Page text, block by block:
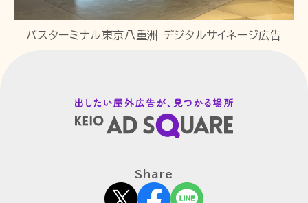
バスターミナル東京八重洲 デジタルサイネージ広告
Share